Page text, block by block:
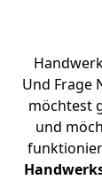
Und Frage
möchtest
und